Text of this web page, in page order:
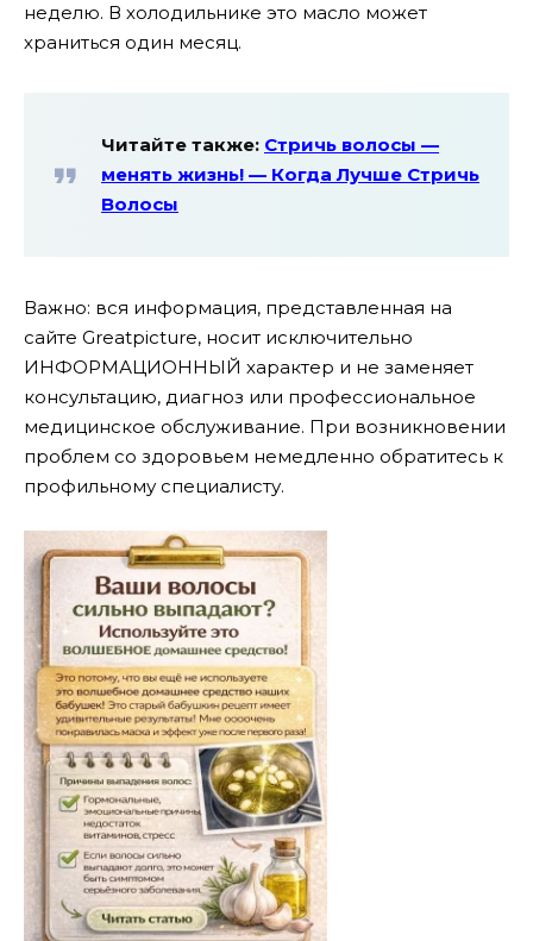
неделю. В холодильнике это масло может
храниться один месяц.
Читайте также: Стричь волосы —
менять жизнь! — Когда Лучше Стричь
Волосы
Важно: вся информация, представленная на
сайте Greatpicture, носит исключительно
ИНФОРМАЦИОННЫЙ характер и не заменяет
консультацию, диагноз или профессиональное
медицинское обслуживание. При возникновении
проблем со здоровьем немедленно обратитесь к
профильному специалисту.